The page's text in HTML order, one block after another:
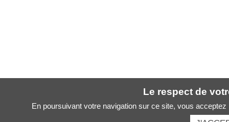
Le respect de
En poursuivant votre navigation sur ce site, vous